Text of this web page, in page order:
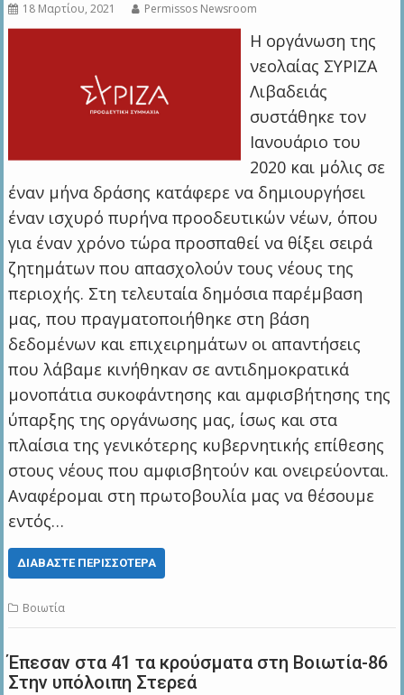
18 Μαρτίου, 2021 Permissos Newsroom
Η οργάνωση της
νεολαίας ΣΥΡΙΖΑ
Λιβαδειάς
συστάθηκε τον
Ιανουάριο του
2020 και μόλις σε
έναν μήνα δράσης κατάφερε να δημιουργήσει
έναν ισχυρό πυρήνα προοδευτικών νέων, όπου
για έναν χρόνο τώρα προσπαθεί να θίξει σειρά
ζητημάτων που απασχολούν τους νέους της
περιοχής. Στη τελευταία δημόσια παρέμβαση
μας, που πραγματοποιήθηκε στη βάση
δεδομένων και επιχειρημάτων οι απαντήσεις
που λάβαμε κινήθηκαν σε αντιδημοκρατικά
μονοπάτια συκοφάντησης και αμφισβήτησης της
ύπαρξης της οργάνωσης μας, ίσως και στα
πλαίσια της γενικότερης κυβερνητικής επίθεσης
στους νέους που αμφισβητούν και ονειρεύονται.
Αναφέρομαι στη πρωτοβουλία μας να θέσουμε
εντός…
ΔΙΑΒΆΣΤΕ ΠΕΡΙΣΣΌΤΕΡΑ
Βοιωτία
Έπεσαν στα 41 τα κρούσματα στη Βοιωτία-86
Στην υπόλοιπη Στερεά